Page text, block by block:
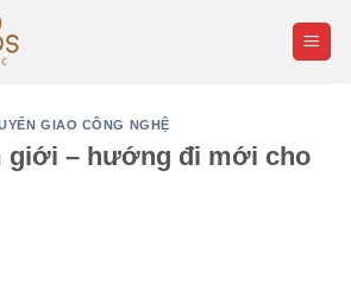
GIAO CÔNG NGHỆ
giới – hướng đi mới cho